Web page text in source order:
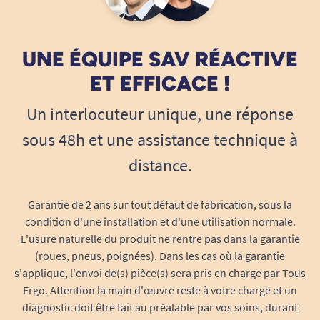
la nébulisation permet d'obtenir une diffusion
Programmation personnalisée
Chaque établissement possède des horaires et
des besoins différents. Le Nebulibox Mini permet
de programmer les plages horaires de diffusion
afin de fonctionner uniquement lorsque cela est
de la consommation de parfum et permet
d'adapter la diffusion au rythme d'activité du
lieu.
Réglage de l'intensité de diffusion
Selon la surface à couvrir ou l'ambiance
UNE ÉQUIPE SAV RÉACTIVE
ET EFFICACE !
Un interlocuteur unique, une réponse
sous 48h et une assistance technique à
distance.
Garantie de 2 ans sur tout défaut de fabrication, sous la
condition d'une installation et d'une utilisation normale.
L'usure naturelle du produit ne rentre pas dans la garantie
(roues, pneus, poignées). Dans les cas où la garantie
s'applique, l'envoi de(s) pièce(s) sera pris en charge par Tous
Ergo. Attention la main d'œuvre reste à votre charge et un
diagnostic doit être fait au préalable par vos soins, durant